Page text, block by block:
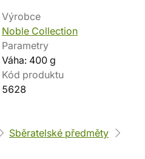
Výrobce
Noble Collection
Parametry
Váha: 400 g
Kód produktu
5628
Sběratelské předměty